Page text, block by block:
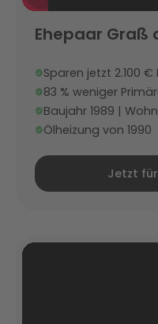
Ehepaar Graß
Sparen jetzt 2.100
83 % weniger
Baujahr 1989 |
Ölheizung von 1990
Jetzt